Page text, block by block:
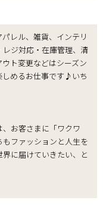
レル、雑貨、インテリ
ジ対応・在庫管理、清
ト変更などはシーズン
しめるお仕事です♪いち
お客さまに「ワクワ
ファッションと人生を
に届けていきたい、と